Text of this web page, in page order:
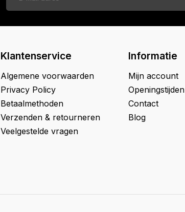
Klantenservice
Algemene voorwaarden
Privacy Policy
Betaalmethoden
Verzenden & retourneren
Veelgestelde vragen
Informatie
Mijn account
Openingstijden
Contact
Blog